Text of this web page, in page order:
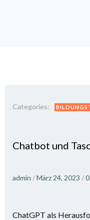
Categories:
Chatbot und
admin /März 24, 2023 /0
ChatGPT als